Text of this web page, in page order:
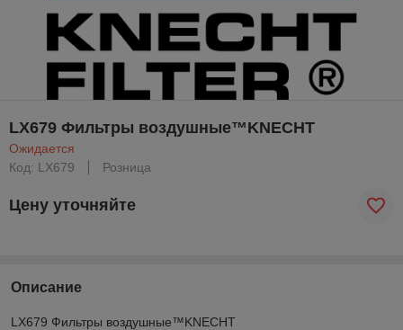
LX679 Фильтры воздушные™KNECHT
Ожидается
Код: LX679
Розница
Цену уточняйте
Описание
LX679 Фильтры воздушные™KNECHT